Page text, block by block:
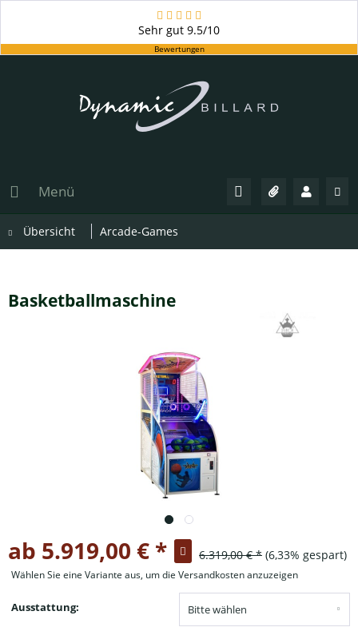
Sehr gut 9.5/10
Bewertungen
Menü
Übersicht Arcade-Games
Basketballmaschine
ab 5.919,00 € * 6.319,00 € * (6,33% gespart)
Wählen Sie eine Variante aus, um die Versandkosten anzuzeigen
Ausstattung: